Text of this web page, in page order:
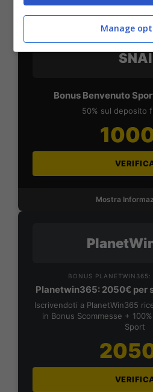
Mostra
SNAI
Bonus Benvenuto
50% sul deposito
Mostra
BONUS
Planetwin365: 2050€ per
Iscrivendoti a PlanetWin365
in Bonus Scommesse +
Sport
Manage